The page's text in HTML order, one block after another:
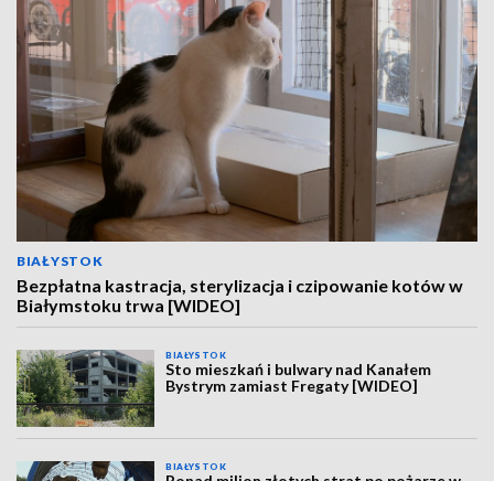
BIAŁYSTOK
Bezpłatna kastracja, sterylizacja i czipowanie kotów w
Białymstoku trwa [WIDEO]
BIAŁYSTOK
Sto mieszkań i bulwary nad Kanałem
Bystrym zamiast Fregaty [WIDEO]
BIAŁYSTOK